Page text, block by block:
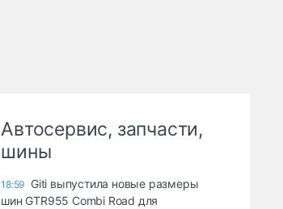
Автосервис, запчасти,
шины
18:59 Giti выпустила новые размеры
шин GTR955 Combi Road для